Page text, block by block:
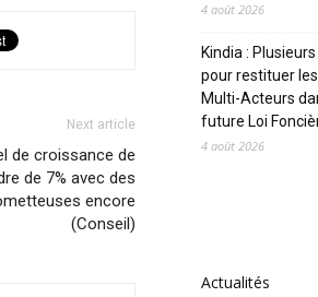
Next article
de croissance de
de 7% avec des
encore
(Conseil)
4 août 2026
Kindia :
pour restituer
Multi-Acteurs
future Loi
4 août 2026
Actualités